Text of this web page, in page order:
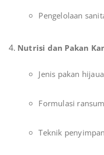
Pengelolaan
Nutrisi dan Pakan
Jenis pakan
Formulasi
Teknik